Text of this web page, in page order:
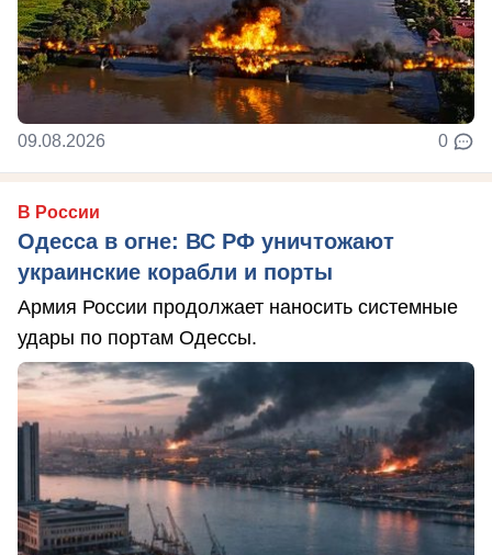
09.08.2026 0
В России
Одесса в огне: ВС РФ уничтожают
украинские корабли и порты
Армия России продолжает наносить системные
удары по портам Одессы.